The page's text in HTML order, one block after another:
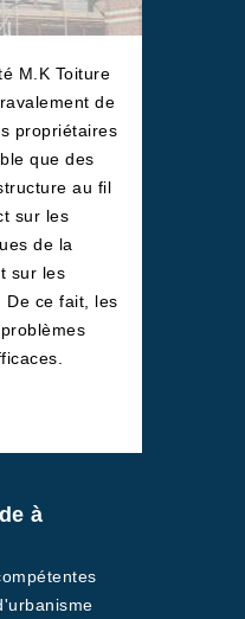
M.K Toiture
de
propriétaires
que des
au fil
sur les
de la
sur les
De ce fait, les
à